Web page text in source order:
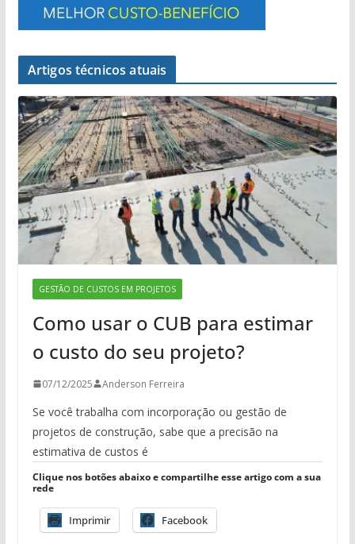
Artigos técnicos atuais
GESTÃO DE CUSTOS EM PROJETOS
Como usar o CUB para estimar
o custo do seu projeto?
07/12/2025 Anderson Ferreira
Se você trabalha com incorporação ou gestão de
projetos de construção, sabe que a precisão na
estimativa de custos é
Clique nos botões abaixo e compartilhe esse artigo com a sua
rede
Imprimir Facebook